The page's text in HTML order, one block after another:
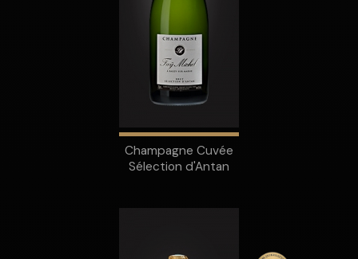
Champagne Cuvée
Sélection d'Antan